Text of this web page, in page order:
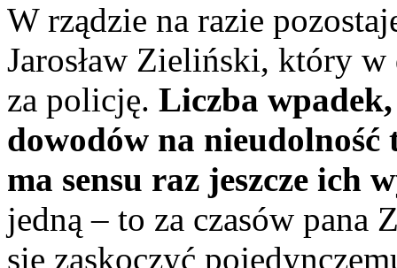
W rządzie na razie
Jarosław Zieliński, który
za policję. Liczba
dowodów na nieudolność
ma sensu raz jeszcze ich
jedną – to za czasów
się zaskoczyć